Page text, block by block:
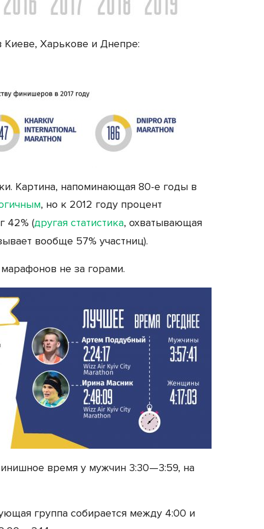
Киеве, Харькове и Днепре:
Картина, напоминающая 80-е годы в
, но к 2012 году процент
42% (другая статистика, охватывающая
вообще 57% участниц).
не за горами.
время у мужчин 3:30—3:59, на
группа собирается между 4:00 и